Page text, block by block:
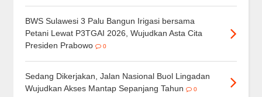
BWS Sulawesi 3 Palu Bangun Irigasi bersama
Petani Lewat P3TGAI 2026, Wujudkan Asta Cita
Presiden Prabowo
0
Sedang Dikerjakan, Jalan Nasional Buol Lingadan
Wujudkan Akses Mantap Sepanjang Tahun
0